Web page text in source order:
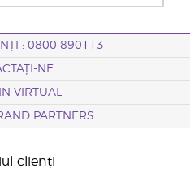
: 0800 890113
NE
VIRTUAL
PARTNERS
clienți